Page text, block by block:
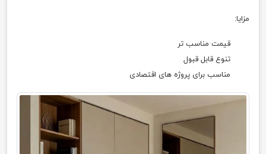
مزایا:
قیمت مناسب تر
تنوع قابل قبول
مناسب برای پروژه های اقتصادی